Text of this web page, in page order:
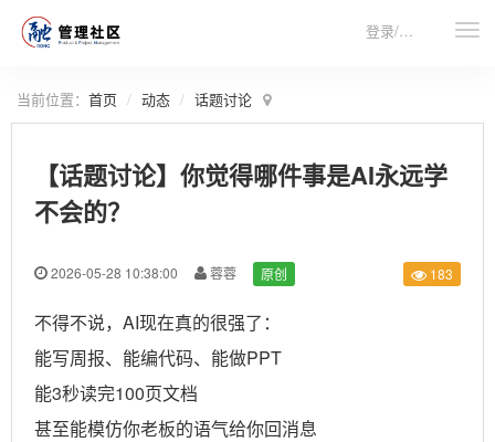
登录/注册
当前位置： 首页 动态 话题讨论
【话题讨论】你觉得哪件事是AI永远学
不会的？
2026-05-28 10:38:00 蓉蓉 原创 183
不得不说，AI现在真的很强了：
能写周报、能编代码、能做PPT
能3秒读完100页文档
甚至能模仿你老板的语气给你回消息